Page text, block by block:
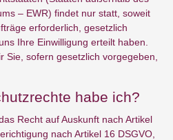
– EWR) findet nur statt, soweit
erforderlich, gesetzlich
Ihre Einwilligung erteilt haben.
Sie, sofern gesetzlich vorgegeben,
habe ich?
Recht auf Auskunft nach Artikel
nach Artikel 16 DSGVO,